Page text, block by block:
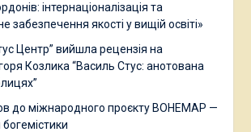
інтернаціоналізація та
забезпечення якості у вищій освіті»
Центр” вийшла рецензія на
Козлика “Василь Стус: анотована
до міжнародного проєкту BOHEMAP —